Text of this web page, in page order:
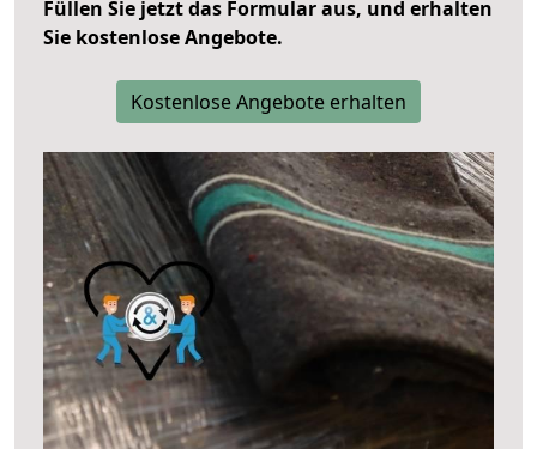
Füllen Sie jetzt das Formular aus, und erhalten
Sie kostenlose Angebote.
Kostenlose Angebote erhalten